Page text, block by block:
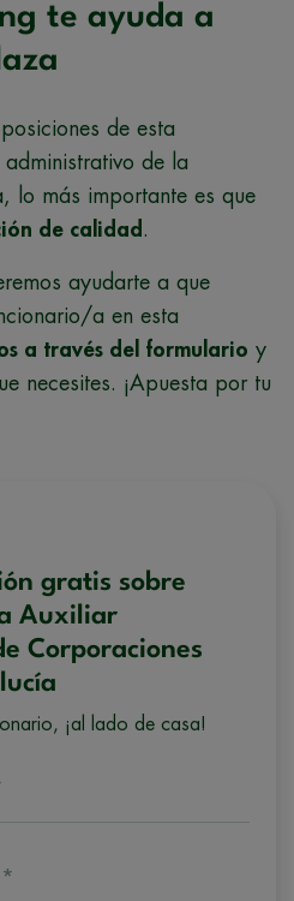
te ayuda a
de esta
de la
lo más importante es que
de calidad .
ayudarte a que
a en esta
a través del formulario y
necesites. ¡Apuesta por tu
gratis sobre
Auxiliar
Corporaciones
¡al lado de casa!
*